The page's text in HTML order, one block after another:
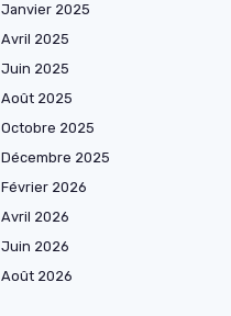
Janvier 2025
Avril 2025
Juin 2025
Août 2025
Octobre 2025
Décembre 2025
Février 2026
Avril 2026
Juin 2026
Août 2026